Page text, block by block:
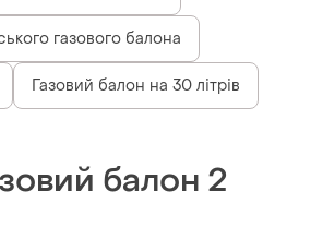
газового балона
Газовий балон на 30 літрів
балон 2